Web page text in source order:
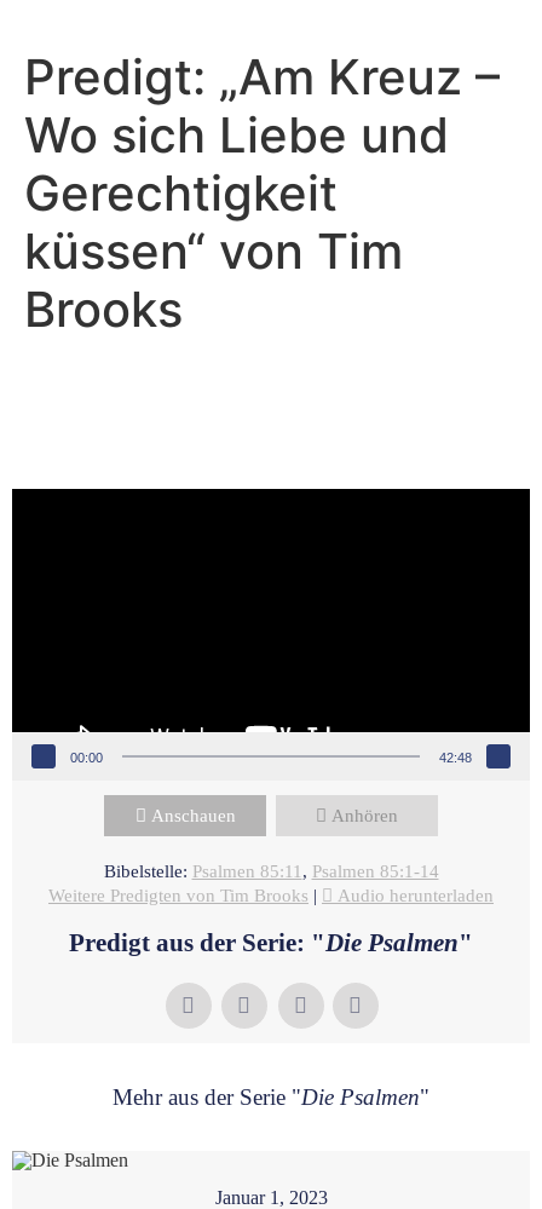
Predigt: „Am Kreuz –
Wo sich Liebe und
Gerechtigkeit
küssen“ von Tim
Brooks
Video-Player
00:00 42:48
Anschauen Anhören
Bibelstelle: Psalmen 85:11 , Psalmen 85:1-14
Weitere Predigten von Tim Brooks | Audio herunterladen
Predigt aus der Serie: "Die Psalmen"
Mehr aus der Serie "Die Psalmen"
Januar 1, 2023